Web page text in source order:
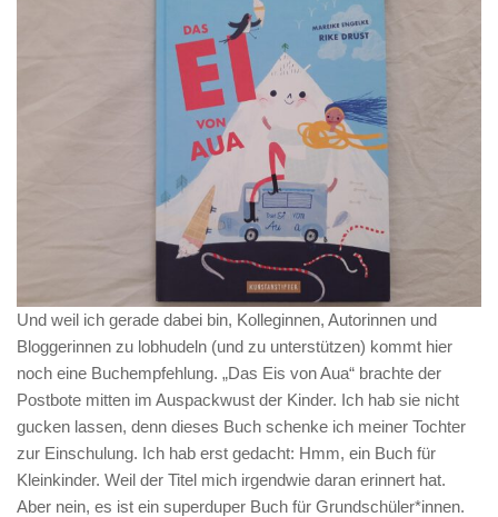
Und weil ich gerade dabei bin, Kolleginnen, Autorinnen und
Bloggerinnen zu lobhudeln (und zu unterstützen) kommt hier
noch eine Buchempfehlung. „Das Eis von Aua“ brachte der
Postbote mitten im Auspackwust der Kinder. Ich hab sie nicht
gucken lassen, denn dieses Buch schenke ich meiner Tochter
zur Einschulung. Ich hab erst gedacht: Hmm, ein Buch für
Kleinkinder. Weil der Titel mich irgendwie daran erinnert hat.
Aber nein, es ist ein superduper Buch für Grundschüler*innen.